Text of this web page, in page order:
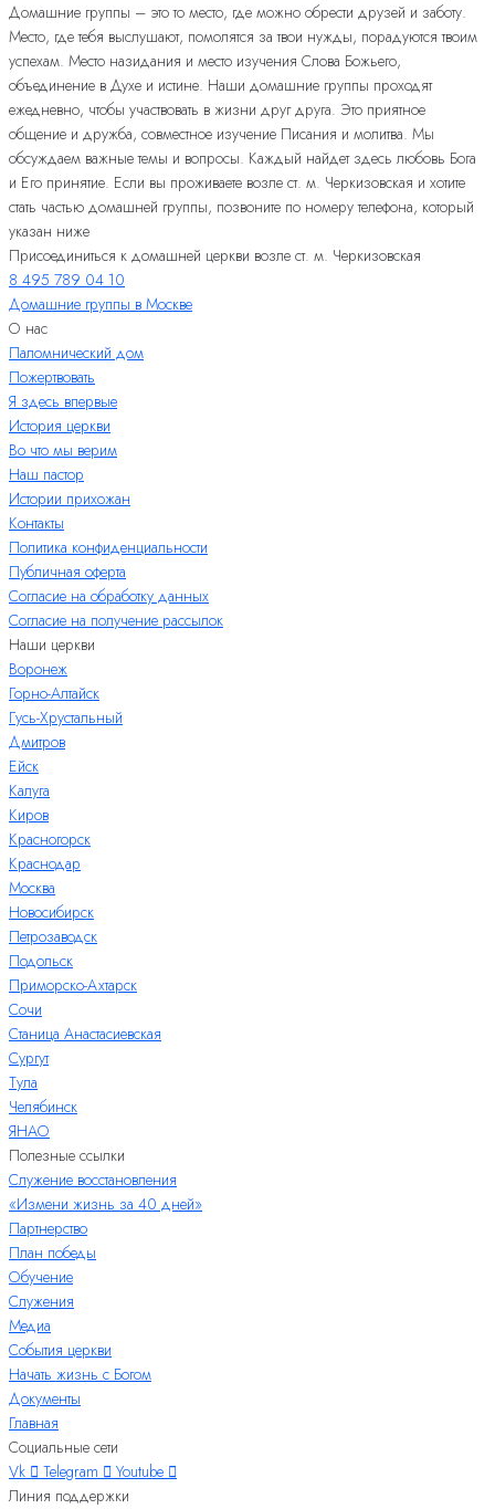
Домашние группы – это то место, где можно обрести друзей и заботу.
Место, где тебя выслушают, помолятся за твои нужды, порадуются твоим
успехам. Место назидания и место изучения Слова Божьего,
объединение в Духе и истине. Наши домашние группы проходят
ежедневно, чтобы участвовать в жизни друг друга. Это приятное
общение и дружба, совместное изучение Писания и молитва. Мы
обсуждаем важные темы и вопросы. Каждый найдет здесь любовь Бога
и Его принятие. Если вы проживаете возле ст. м. Черкизовская и хотите
стать частью домашней группы, позвоните по номеру телефона, который
указан ниже
Присоединиться к домашней церкви возле ст. м. Черкизовская
8 495 789 04 10
Домашние группы в Москве
О нас
Паломнический дом
Пожертвовать
Я здесь впервые
История церкви
Во что мы верим
Наш пастор
Истории прихожан
Контакты
Политика конфиденциальности
Публичная оферта
Согласие на обработку данных
Согласие на получение рассылок
Наши церкви
Воронеж
Горно-Алтайск
Гусь-Хрустальный
Дмитров
Ейск
Калуга
Киров
Красногорск
Краснодар
Москва
Новосибирск
Петрозаводск
Подольск
Приморско-Ахтарск
Сочи
Станица Анастасиевская
Сургут
Тула
Челябинск
ЯНАО
Полезные ссылки
Служение восстановления
«Измени жизнь за 40 дней»
Партнерство
План победы
Обучение
Служения
Медиа
События церкви
Начать жизнь с Богом
Документы
Главная
Социальные сети
Vk
Telegram
Youtube
Линия поддержки